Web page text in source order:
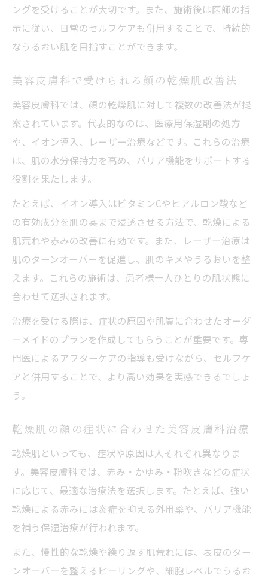
ングを受けることが大切です。また、施術後は医師の指
示に従い、日常のセルフケアも併用することで、持続的
なうるおい肌を目指すことができます。
美容皮膚科で受けられる顔の乾燥肌改善法
美容皮膚科では、顔の乾燥肌に対して複数の改善法が提
案されています。代表的なのは、医療用保湿剤の処方
や、イオン導入、レーザー治療などです。これらの治療
は、肌の水分保持力を高め、バリア機能をサポートする
役割を果たします。
たとえば、イオン導入はビタミンCやヒアルロン酸など
の有効成分を肌の奥まで浸透させる方法で、乾燥による
肌荒れや赤みの改善に有効です。また、レーザー治療は
肌のターンオーバーを促進し、肌のキメやうるおいを整
えます。これらの施術は、患者様一人ひとりの肌状態に
合わせて選択されます。
治療を受ける際は、症状の原因や肌質に合わせたオーダ
ーメイドのプランを作成してもらうことが重要です。専
門医によるアフターケアの指導も受けながら、セルフケ
アと併用することで、より高い効果を実感できるでしょ
う。
乾燥肌の顔の症状に合わせた美容皮膚科治療
乾燥肌といっても、症状や原因は人それぞれ異なりま
す。美容皮膚科では、赤み・かゆみ・粉吹きなどの症状
に応じて、最適な治療法を選択します。たとえば、強い
乾燥による赤みには炎症を抑える外用薬や、バリア機能
を補う保湿治療が行われます。
また、慢性的な乾燥や繰り返す肌荒れには、表皮のター
ンオーバーを整えるピーリングや、細胞レベルでうるお